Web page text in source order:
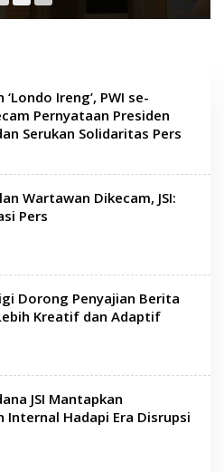
Ireng’, PWI se-
Pernyataan Presiden
Serukan Solidaritas Pers
Wartawan Dikecam, JSI:
Pers
Dorong Penyajian Berita
Kreatif dan Adaptif
JSI Mantapkan
Internal Hadapi Era Disrupsi